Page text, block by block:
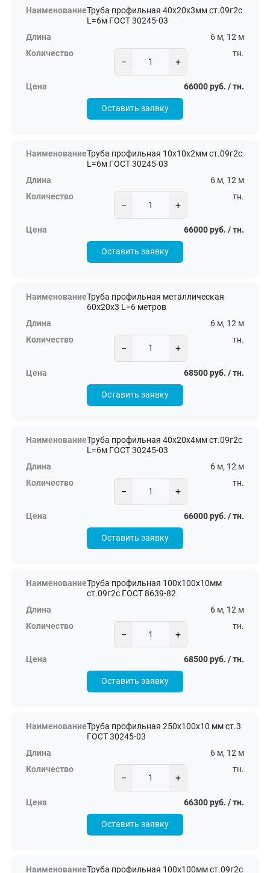
Труба профильная 40х20х3мм ст.09г2с
L=6м ГОСТ 30245-03
6 м, 12 м
− +
тн.
66000 руб. / тн.
Оставить заявку
Труба профильная 10х10х2мм ст.09г2с
L=6м ГОСТ 30245-03
6 м, 12 м
− +
тн.
66000 руб. / тн.
Оставить заявку
Труба профильная металлическая
60х20х3 L=6 метров
6 м, 12 м
− +
тн.
68500 руб. / тн.
Оставить заявку
Труба профильная 40х20х4мм ст.09г2с
L=6м ГОСТ 30245-03
6 м, 12 м
− +
тн.
66000 руб. / тн.
Оставить заявку
Труба профильная 100х100х10мм
ст.09г2с ГОСТ 8639-82
6 м, 12 м
− +
тн.
68500 руб. / тн.
Оставить заявку
Труба профильная 250х100х10 мм ст.3
ГОСТ 30245-03
6 м, 12 м
− +
тн.
66300 руб. / тн.
Оставить заявку
Труба профильная 100х100мм ст.09г2с